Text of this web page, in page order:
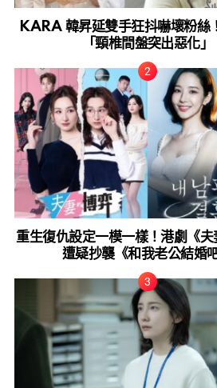
KARA 韓昇延雙手狂抖嚇壞粉絲
「頸椎間盤突出惡化」
重生復仇設定一模一樣！港劇《夫
遭疑抄襲《和我老公結婚